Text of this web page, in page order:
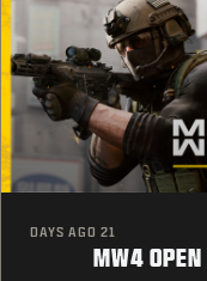
21 DAYS AGO
MW4 OPEN